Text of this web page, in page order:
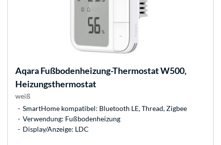
AqaraFußbodenheizung-Thermostat W500,
Heizungsthermostat
weiß
SmartHome kompatibel: Bluetooth LE, Thread, Zigbee
Verwendung: Fußbodenheizung
Display/Anzeige: LDC